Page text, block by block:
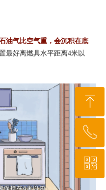
油气比空气重，会沉积在底
最好离燃具水平距离4米以
ꁸ
回到顶部
ꂅ
010-64919527
ꀥ